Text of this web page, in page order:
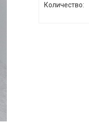
Количество: